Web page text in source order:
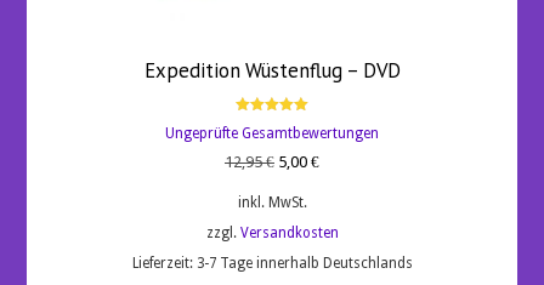
Expedition Wüstenflug – DVD
Bewertet
mit
von 5
Ungeprüfte Gesamtbewertungen
12,95€ Ursprünglicher
war:
12,95 €
5,00 €Aktueller
5,00 €.
inkl. MwSt.
zzgl. Versandkosten
Lieferzeit: 3-7 Tage innerhalb Deutschlands